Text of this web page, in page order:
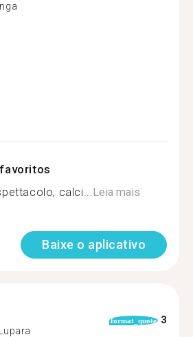
calci... Leia mais
Baixe o aplicativo
format_quote 3